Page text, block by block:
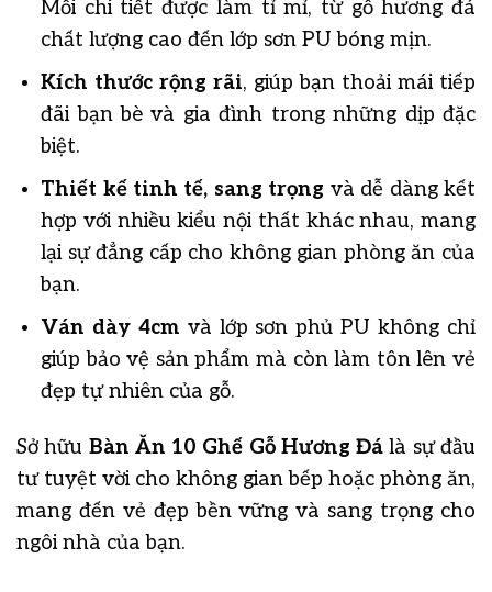
Mỗi chi tiết được làm tỉ mỉ, từ gỗ hương đá
chất lượng cao đến lớp sơn PU bóng mịn.
Kích thước rộng rãi, giúp bạn thoải mái tiếp
đãi bạn bè và gia đình trong những dịp đặc
biệt.
Thiết kế tinh tế, sang trọng và dễ dàng kết
hợp với nhiều kiểu nội thất khác nhau, mang
lại sự đẳng cấp cho không gian phòng ăn của
bạn.
Ván dày 4cm và lớp sơn phủ PU không chỉ
giúp bảo vệ sản phẩm mà còn làm tôn lên vẻ
đẹp tự nhiên của gỗ.
Sở hữu Bàn Ăn 10 Ghế Gỗ Hương Đá là sự đầu
tư tuyệt vời cho không gian bếp hoặc phòng ăn,
mang đến vẻ đẹp bền vững và sang trọng cho
ngôi nhà của bạn.